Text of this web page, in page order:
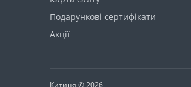
Подарункові сертифікати
Акції